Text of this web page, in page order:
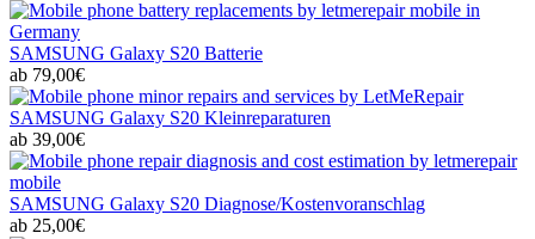
SAMSUNG Galaxy S20 Batterie
ab 79,00€
SAMSUNG Galaxy S20 Kleinreparaturen
ab 39,00€
SAMSUNG Galaxy S20 Diagnose/Kostenvoranschlag
ab 25,00€